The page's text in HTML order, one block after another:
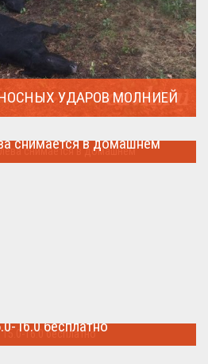
УДАРОВ МОЛНИЕЙ
снимается в домашнем
16.0 бесплатно